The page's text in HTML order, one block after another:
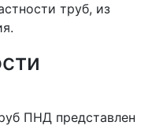
труб, из
ПНД представлен